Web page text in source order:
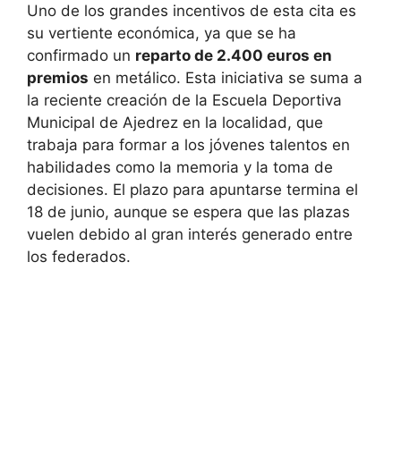
Uno de los grandes incentivos de esta cita es
su vertiente económica, ya que se ha
confirmado un reparto de 2.400 euros en
premios en metálico. Esta iniciativa se suma a
la reciente creación de la Escuela Deportiva
Municipal de Ajedrez en la localidad, que
trabaja para formar a los jóvenes talentos en
habilidades como la memoria y la toma de
decisiones. El plazo para apuntarse termina el
18 de junio, aunque se espera que las plazas
vuelen debido al gran interés generado entre
los federados.